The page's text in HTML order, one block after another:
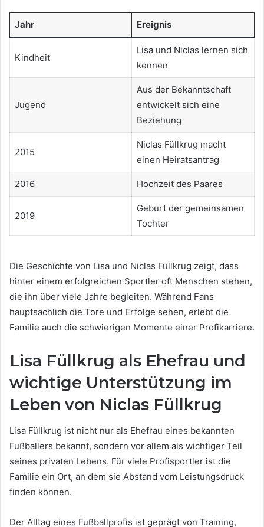
Jahr Ereignis
Kindheit
Lisa und Niclas lernen sich
kennen
Jugend
Aus der Bekanntschaft
entwickelt sich eine
Beziehung
2015
Niclas Füllkrug macht
einen Heiratsantrag
2016 Hochzeit des Paares
2019
Geburt der gemeinsamen
Tochter
Die Geschichte von Lisa und Niclas Füllkrug zeigt, dass
hinter einem erfolgreichen Sportler oft Menschen stehen,
die ihn über viele Jahre begleiten. Während Fans
hauptsächlich die Tore und Erfolge sehen, erlebt die
Familie auch die schwierigen Momente einer Profikarriere.
Lisa Füllkrug als Ehefrau und
wichtige Unterstützung im
Leben von Niclas Füllkrug
Lisa Füllkrug ist nicht nur als Ehefrau eines bekannten
Fußballers bekannt, sondern vor allem als wichtiger Teil
seines privaten Lebens. Für viele Profisportler ist die
Familie ein Ort, an dem sie Abstand vom Leistungsdruck
finden können.
Der Alltag eines Fußballprofis ist geprägt von Training,